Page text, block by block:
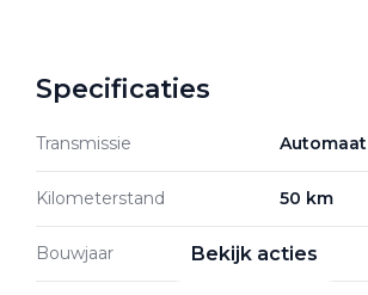
voordeel
Bekijk acties
Specificaties
Transmissie Automaat
Kilometerstand 50 km
Bouwjaar 2026